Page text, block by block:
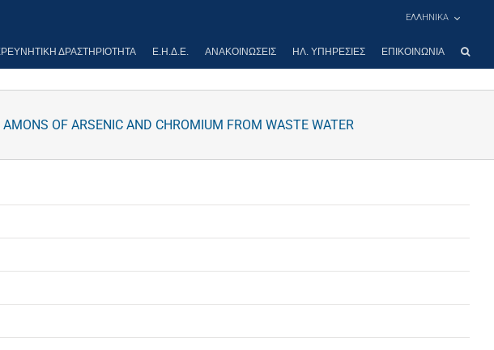
ΕΛΛΗΝΙΚΑ
ΔΡΑΣΤΗΡΙΌΤΗΤΑ Ε.Η.Δ.Ε. ΑΝΑΚΟΙΝΏΣΕΙΣ ΗΛ. ΥΠΗΡΕΣΊΕΣ ΕΠΙΚΟΙΝΩΝΊΑ
OF ARSENIC AND CHROMIUM FROM WASTE WATER